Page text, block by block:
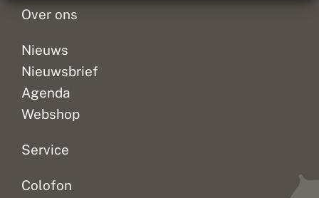
Over ons
Nieuws
Nieuwsbrief
Agenda
Webshop
Service
Colofon